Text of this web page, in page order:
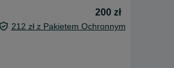
200 zł
212 zł z Pakietem Ochronnym